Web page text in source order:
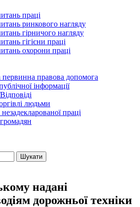
праці
ринкового нагляду
гірничого нагляду
гігієни праці
охорони праці
первинна правова допомога
інформації
людьми
праці
надані
дорожньої техніки